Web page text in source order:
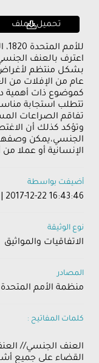
تحميل الملف
اعترف بالعنف
بشكل منتظم
كموضوع ذات أهمية
تتطلب استجابة
تفاقم الصراعات
وتؤكد كذلك أن
الجنسي،يمكن
الإنسانية أو عملا من
أضيفت بواسطة
2017-12-22 16:43:46
نوع الوثيقة
الاتفاقيات والمواثيق
المصادر
منظمة الأمم المتحدة
كلمات المفاتيح :
العنف الجنسي//